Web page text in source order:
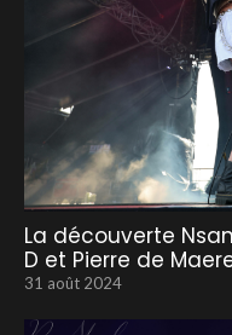
La découverte
D et Pierre de
31 août 2024